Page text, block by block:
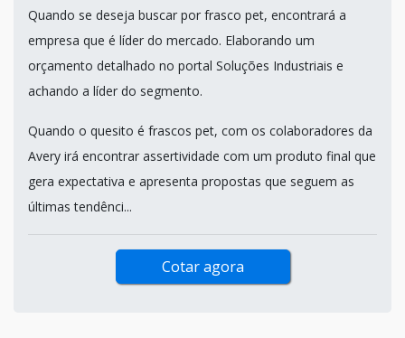
Quando se deseja buscar por frasco pet, encontrará a
empresa que é líder do mercado. Elaborando um
orçamento detalhado no portal Soluções Industriais e
achando a líder do segmento.
Quando o quesito é frascos pet, com os colaboradores da
Avery irá encontrar assertividade com um produto final que
gera expectativa e apresenta propostas que seguem as
últimas tendênci...
Cotar agora